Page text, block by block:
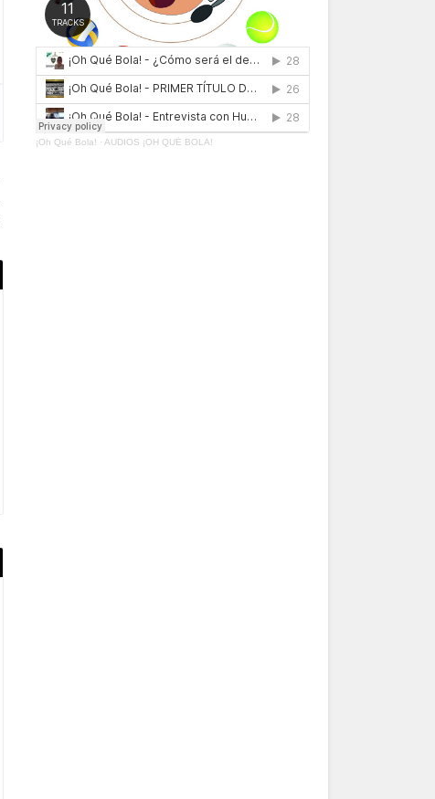
¡Oh Qué Bola! · AUDIOS ¡OH QUÉ BOLA!